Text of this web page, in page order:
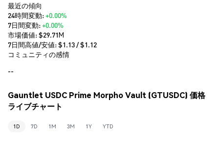
最近の傾向
24時間変動:+0.00%
7日間変動:+0.00%
市場価値:$29.71M
7日間高値/安値: $1.13/ $1.12
コミュニティの感情
--
Gauntlet USDC Prime Morpho Vault (GTUSDC) 価格
ライブチャート
1D 7D 1M 3M 1Y YTD